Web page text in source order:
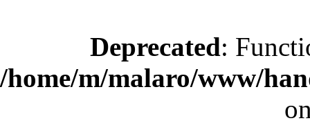
Deprecated:
/home/m/malaro/www/